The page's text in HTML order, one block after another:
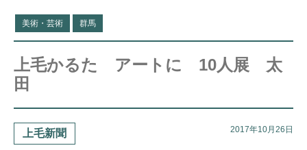
美術・芸術 群馬
上毛かるた アートに 10人展 太
田
上毛新聞 2017年10月26日